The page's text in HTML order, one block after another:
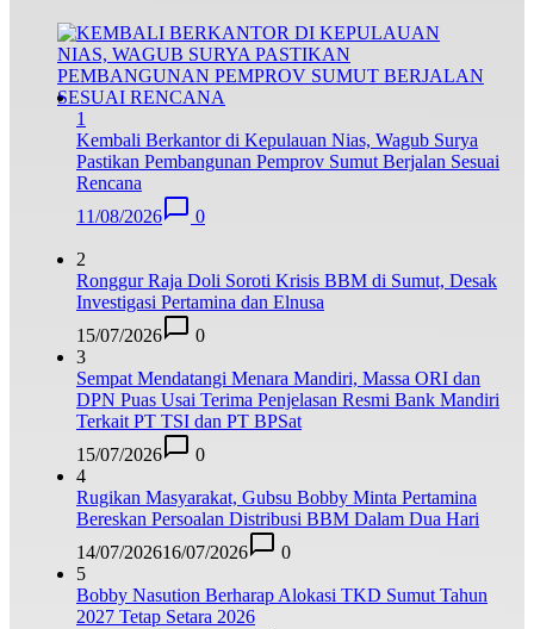
1
Kembali Berkantor di Kepulauan Nias, Wagub Surya
Pastikan Pembangunan Pemprov Sumut Berjalan Sesuai
Rencana
11/08/2026
0
2
Ronggur Raja Doli Soroti Krisis BBM di Sumut, Desak
Investigasi Pertamina dan Elnusa
15/07/2026
0
3
Sempat Mendatangi Menara Mandiri, Massa ORI dan
DPN Puas Usai Terima Penjelasan Resmi Bank Mandiri
Terkait PT TSI dan PT BPSat
15/07/2026
0
4
Rugikan Masyarakat, Gubsu Bobby Minta Pertamina
Bereskan Persoalan Distribusi BBM Dalam Dua Hari
14/07/202616/07/2026
0
5
Bobby Nasution Berharap Alokasi TKD Sumut Tahun
2027 Tetap Setara 2026